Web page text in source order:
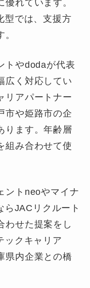
れています。
型では、支援方
トやdodaが代表
広く対応してい
リアパートナー
市や姫路市の企
ります。年齢層
組み合わせて使
ントneoやマイナ
らJACリクルート
わせた提案をし
ックキャリア
県内企業との橋